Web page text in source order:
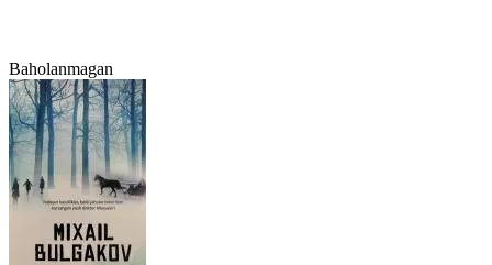
Baholanmagan